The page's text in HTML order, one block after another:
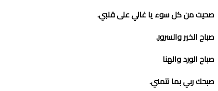
صحيت من كل سوء يا غالي على قلبي.
صباح الخير والسرور.
صباح الورد والهنا
صبحك ربي بما تتمني.